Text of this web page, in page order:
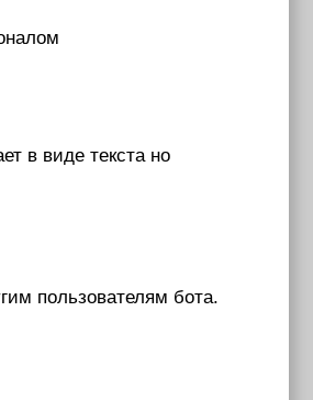
в виде текста но
пользователям бота.